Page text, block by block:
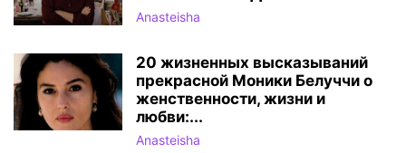
Anasteisha
20 жизненных высказываний
прекрасной Моники Белуччи о
женственности, жизни и
любви:...
Anasteisha